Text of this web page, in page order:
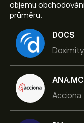
objemu
průměru.
DOCS
ANA.MC
Acciona